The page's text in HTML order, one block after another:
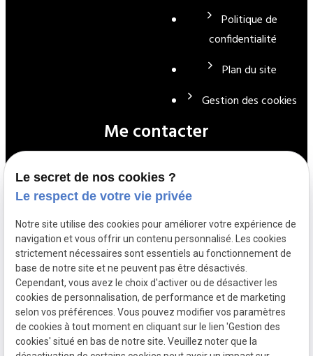
Politique de
confidentialité
Plan du site
Gestion des cookies
Me contacter
01 39 72 22 90
contact@cle-electricite.fr
35 Avenue Carnot
78700 CONFLANS SAINT HONORINE
Le secret de nos cookies ?
Le respect de votre vie privée
Notre site utilise des cookies pour améliorer votre expérience de
navigation et vous offrir un contenu personnalisé. Les cookies
strictement nécessaires sont essentiels au fonctionnement de
base de notre site et ne peuvent pas être désactivés.
Cependant, vous avez le choix d'activer ou de désactiver les
cookies de personnalisation, de performance et de marketing
selon vos préférences. Vous pouvez modifier vos paramètres
de cookies à tout moment en cliquant sur le lien 'Gestion des
cookies' situé en bas de notre site. Veuillez noter que la